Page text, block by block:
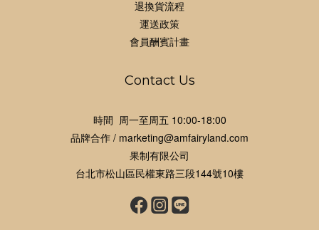
退換貨流程
運送政策
會員酬賓計畫
Contact Us
時間 周一至周五 10:00-18:00
品牌合作 / marketing@amfairyland.com
果制有限公司
台北市松山區民權東路三段144號10樓